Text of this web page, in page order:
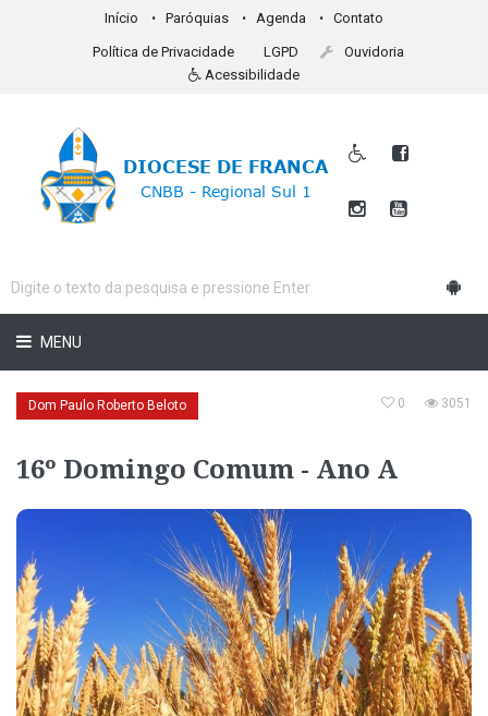
Início Paróquias Agenda Contato
Política de Privacidade LGPD
Ouvidoria
Acessibilidade
MENU
Dom Paulo Roberto Beloto 0 3051
16º Domingo Comum - Ano A